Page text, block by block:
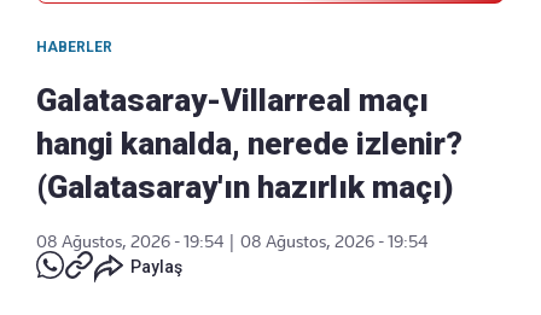
HABERLER
Galatasaray-Villarreal maçı
hangi kanalda, nerede izlenir?
(Galatasaray'ın hazırlık maçı)
08 Ağustos, 2026 - 19:54
08 Ağustos, 2026 - 19:54
Paylaş